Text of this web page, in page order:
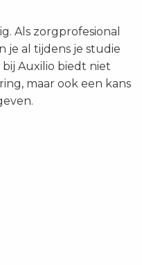
Als zorgprofesional
je al tijdens je studie
Auxilio biedt niet
maar ook een kans